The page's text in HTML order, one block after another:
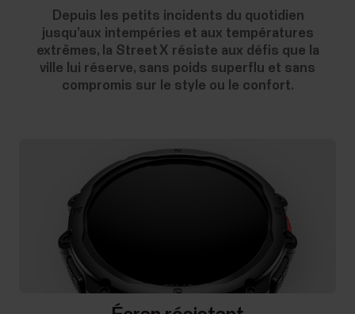
Depuis les petits incidents du quotidien
jusqu’aux intempéries et aux températures
extrêmes, la Street X résiste aux défis que la
ville lui réserve, sans poids superflu et sans
compromis sur le style ou le confort.